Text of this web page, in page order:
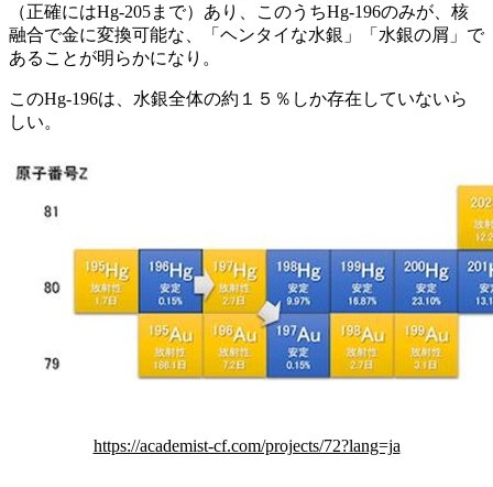
（正確にはHg-205まで）あり、このうちHg-196のみが、核
融合で金に変換可能な、「ヘンタイな水銀」「水銀の屑」で
あることが明らかになり。
このHg-196は、水銀全体の約１５％しか存在していないら
しい。
https://academist-cf.com/projects/72?lang=ja